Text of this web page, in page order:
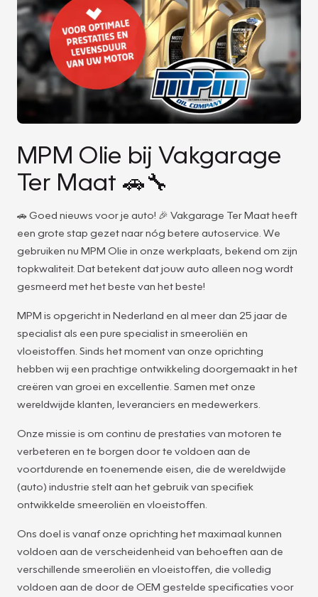
MPM Olie bij Vakgarage
Ter Maat 🚗🔧
🚗 Goed nieuws voor je auto! 🎉 Vakgarage Ter Maat heeft
een grote stap gezet naar nóg betere autoservice. We
gebruiken nu MPM Olie in onze werkplaats, bekend om zijn
topkwaliteit. Dat betekent dat jouw auto alleen nog wordt
gesmeerd met het beste van het beste!
MPM is opgericht in Nederland en al meer dan 25 jaar de
specialist als een pure specialist in smeeroliën en
vloeistoffen. Sinds het moment van onze oprichting
hebben wij een prachtige ontwikkeling doorgemaakt in het
creëren van groei en excellentie. Samen met onze
wereldwijde klanten, leveranciers en medewerkers.
Onze missie is om continu de prestaties van motoren te
verbeteren en te borgen door te voldoen aan de
voortdurende en toenemende eisen, die de wereldwijde
(auto) industrie stelt aan het gebruik van specifiek
ontwikkelde smeeroliën en vloeistoffen.
Ons doel is vanaf onze oprichting het maximaal kunnen
voldoen aan de verscheidenheid van behoeften aan de
verschillende smeeroliën en vloeistoffen, die volledig
voldoen aan de door de OEM gestelde specificaties voor